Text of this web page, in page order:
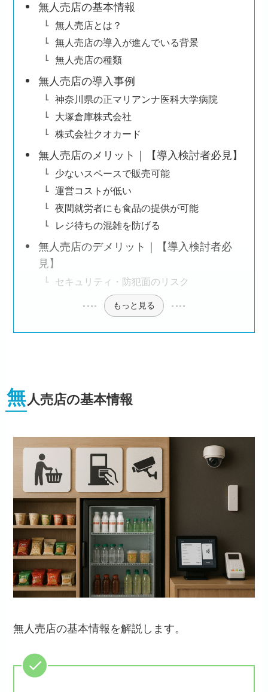
無人売店の基本情報
無人売店とは？
無人売店の導入が進んでいる背景
無人売店の種類
無人売店の導入事例
神奈川県の正マリアンナ医科大学病院
大塚倉庫株式会社
株式会社クオカード
無人売店のメリット｜【導入検討者必見】
少ないスペースで販売可能
運営コストが低い
夜間就労者にも食品の提供が可能
レジ待ちの混雑を防げる
無人売店のデメリット｜【導入検討者必
見】
セキュリティ・防犯面のリスク
もっと見る
無人売店の基本情報
無人売店の基本情報を解説します。